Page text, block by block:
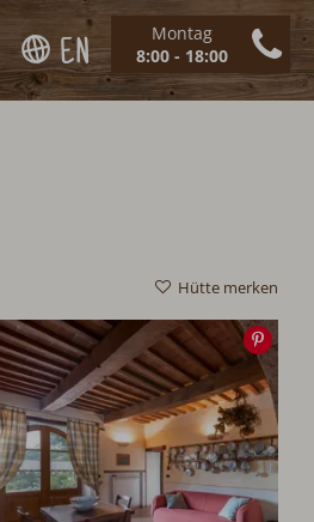
Montag
8:00 - 18:00
EN
Hütte merken